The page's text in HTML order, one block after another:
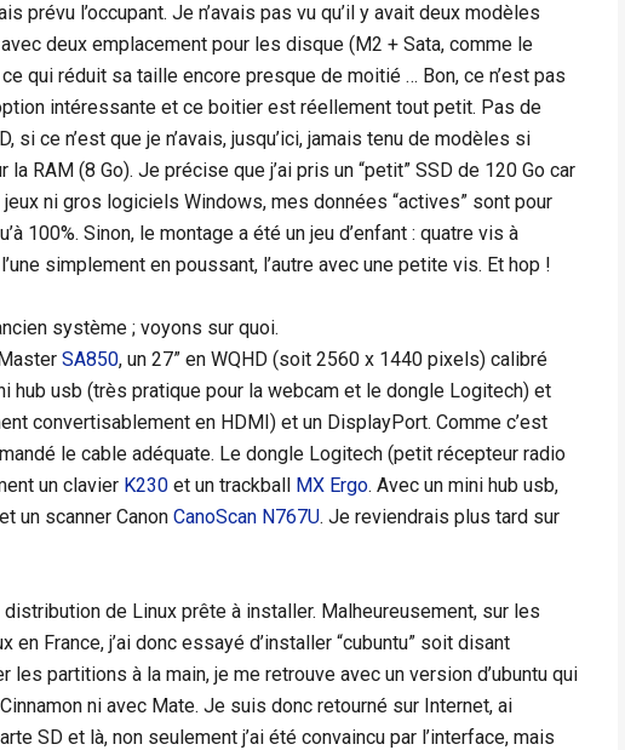
prévu l’occupant. Je n’avais pas vu qu’il y avait deux modèles
avec deux emplacement pour les disque (M2 + Sata, comme le
qui réduit sa taille encore presque de moitié … Bon, ce n’est pas
intéressante et ce boitier est réellement tout petit. Pas de
ce n’est que je n’avais, jusqu’ici, jamais tenu de modèles si
RAM (8 Go). Je précise que j’ai pris un “petit” SSD de 120 Go car
ni gros logiciels Windows, mes données “actives” sont pour
100%. Sinon, le montage a été un jeu d’enfant : quatre vis à
simplement en poussant, l’autre avec une petite vis. Et hop !
système ; voyons sur quoi.
SA850, un 27” en WQHD (soit 2560 x 1440 pixels) calibré
hub usb (très pratique pour la webcam et le dongle Logitech) et
convertisablement en HDMI) et un DisplayPort. Comme c’est
le cable adéquate. Le dongle Logitech (petit récepteur radio
un clavier K230 et un trackball MX Ergo. Avec un mini hub usb,
et un scanner Canon CanoScan N767U. Je reviendrais plus tard sur
de Linux prête à installer. Malheureusement, sur les
France, j’ai donc essayé d’installer “cubuntu” soit disant
les partitions à la main, je me retrouve avec un version d’ubuntu qui
ni avec Mate. Je suis donc retourné sur Internet, ai
SD et là, non seulement j’ai été convaincu par l’interface, mais